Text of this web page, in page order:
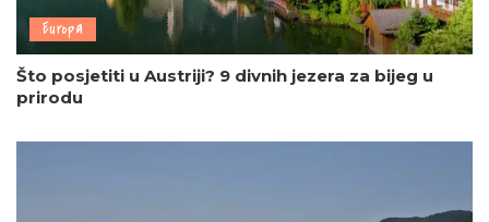
Europa
Što posjetiti u Austriji? 9 divnih jezera za bijeg u
prirodu